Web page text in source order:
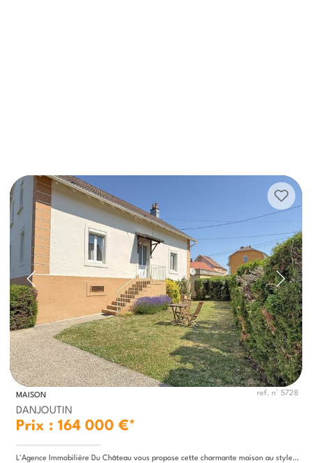
MAISON ref. n° 5728
DANJOUTIN
Prix : 164 000 €*
L'Agence Immobilière Du Château vous propose cette charmante maison au style des années 30.